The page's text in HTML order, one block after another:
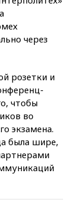
через
розетки и
чтобы
во
экзамена.
была шире,